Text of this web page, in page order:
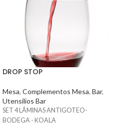
DROP STOP
Mesa, Complementos Mesa, Bar,
Utensílios Bar
SET 4 LÂMINAS ANTIGOTEO-
BODEGA - KOALA